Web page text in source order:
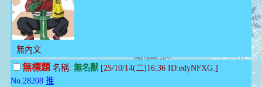
無內文
無標題名稱: 無名獸[25/10/14(二)16:36 ID:edyNFXG.]
No.28208 推